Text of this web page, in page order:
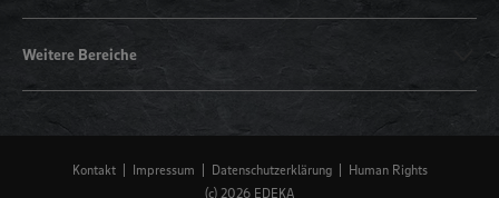
Weitere Bereiche
Kontakt Impressum Datenschutzerklärung
Human Rights
(c) 2026 EDEKA